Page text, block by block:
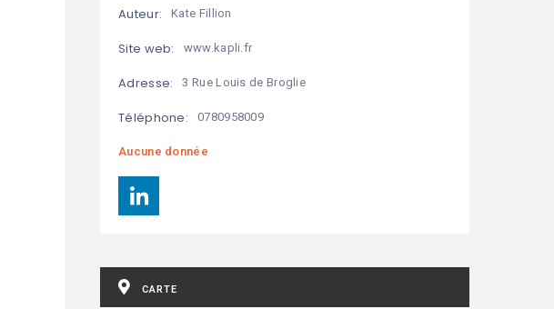
Auteur: Kate Fillion
Site web: www.kapli.fr
Adresse: 3 Rue Louis de Broglie
Téléphone: 0780958009
Aucune donnée
CARTE